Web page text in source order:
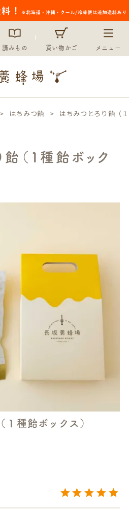
読みもの 買い物かご メニュー
はちみつ飴 はちみつとろり飴（
（１種飴ボック
１種飴ボックス）